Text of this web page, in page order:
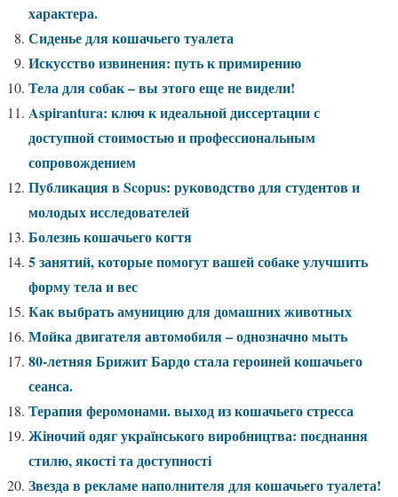
характера.
Сиденье для кошачьего туалета
Искусство извинения: путь к примирению
Тела для собак – вы этого еще не видели!
Aspirantura: ключ к идеальной диссертации с
доступной стоимостью и профессиональным
сопровождением
Публикация в Scopus: руководство для студентов и
молодых исследователей
Болезнь кошачьего когтя
5 занятий, которые помогут вашей собаке улучшить
форму тела и вес
Как выбрать амуницию для домашних животных
Мойка двигателя автомобиля – однозначно мыть
80-летняя Брижит Бардо стала героиней кошачьего
сеанса.
Терапия феромонами. выход из кошачьего стресса
Жіночий одяг українського виробництва: поєднання
стилю, якості та доступності
Звезда в рекламе наполнителя для кошачьего туалета!